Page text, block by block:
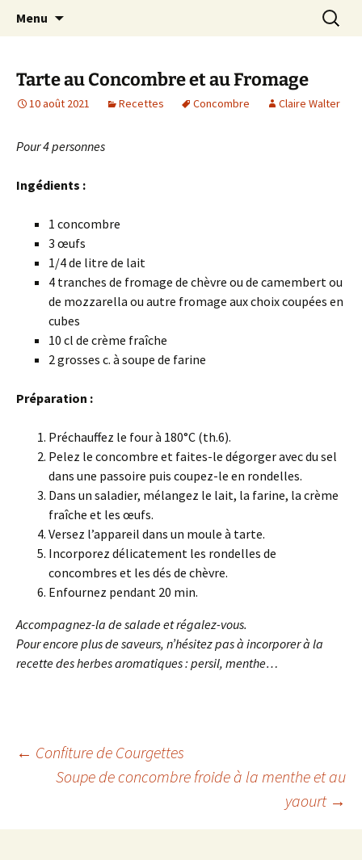
SAULXGOOD!
AMAP de Saulx-les-Chartreux, paniers bio
Menu
Tarte au Concombre et au Fromage
10 août 2021 Recettes Concombre Claire Walter
Pour 4 personnes
Ingédients :
1 concombre
3 œufs
1/4 de litre de lait
4 tranches de fromage de chèvre ou de camembert ou
de mozzarella ou autre fromage aux choix coupées en
cubes
10 cl de crème fraîche
2 grosses c. à soupe de farine
Préparation :
Préchauffez le four à 180°C (th.6).
Pelez le concombre et faites-le dégorger avec du sel
dans une passoire puis coupez-le en rondelles.
Dans un saladier, mélangez le lait, la farine, la crème
fraîche et les œufs.
Versez l’appareil dans un moule à tarte.
Incorporez délicatement les rondelles de
concombres et les dés de chèvre.
Enfournez pendant 20 min.
Accompagnez-la de salade et régalez-vous.
Pour encore plus de saveurs, n’hésitez pas à incorporer à la
recette des herbes aromatiques : persil, menthe…
Navigation
← Confiture de Courgettes
Soupe de concombre froide à la menthe et au
yaourt →